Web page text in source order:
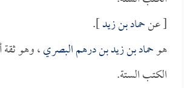
[ عنحماد بن زيد].
هوحماد بن زيد بن درهم البصري، وهو
الكتب الستة.